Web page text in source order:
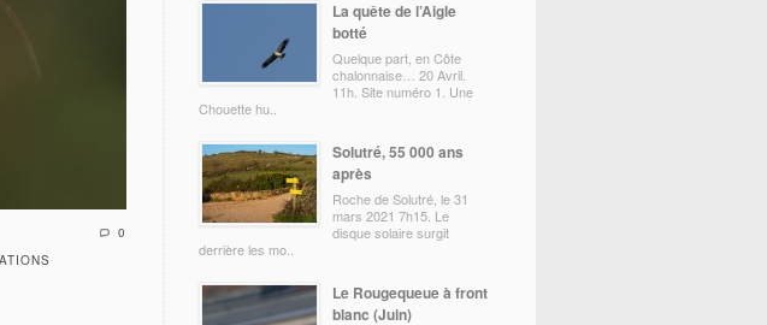
0
La quête de l’Aigle
botté
Quelque part, en Côte
chalonnaise… 20 Avril.
11h. Site numéro 1. Une
Chouette hu..
Solutré, 55 000 ans
après
Roche de Solutré, le 31
mars 2021 7h15. Le
disque solaire surgit
derrière les mo..
Le Rougequeue à front
blanc (Juin)